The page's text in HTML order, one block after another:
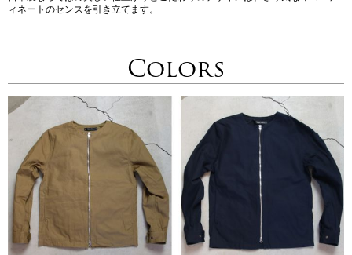
ィネートのセンスを引き立てます。
Colors